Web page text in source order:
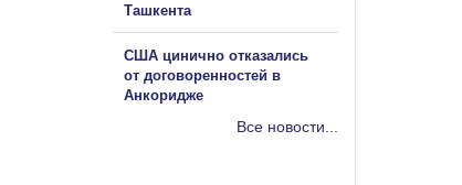
Ташкента
США цинично отказались
от договоренностей в
Анкоридже
Все новости...